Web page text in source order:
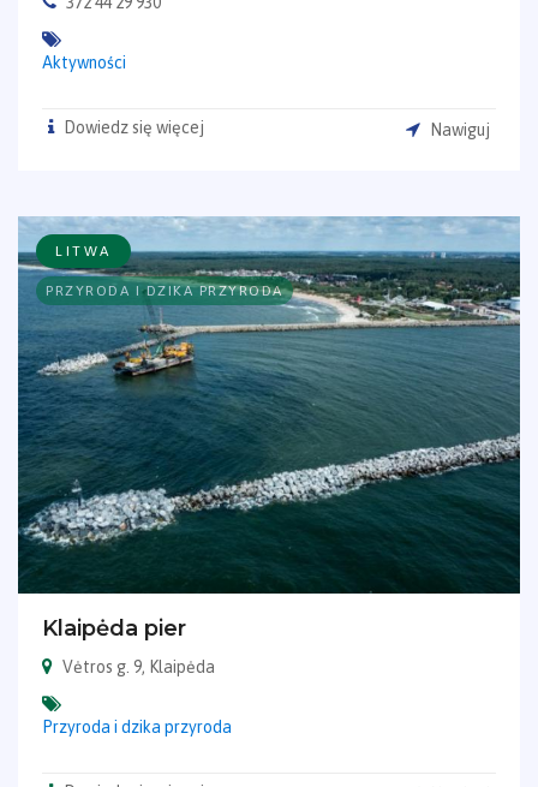
Aktywności
Dowiedz się więcej Nawiguj
LITWA
PRZYRODA I DZIKA PRZYRODA
Klaipėda pier
Vėtros g. 9, Klaipėda
Przyroda i dzika przyroda